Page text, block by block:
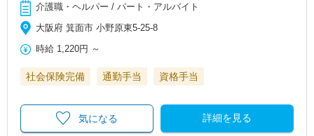
介護職・ヘルパー / パート・アルバイト
大阪府 箕面市 小野原東5-25-8
時給 1,220円 ～
社会保険完備 通勤手当 資格手当
詳細を見る
気になる